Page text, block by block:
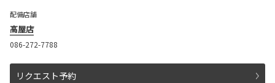
配備店舗
高屋店
086-272-7788
リクエスト予約